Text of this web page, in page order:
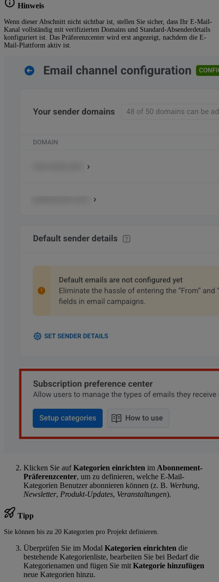
Hinweis
Wenn dieser Abschnitt nicht sichtbar ist, stellen Sie sicher, dass Ihr E-Mail-
Kanal vollständig mit verifizierten Domains und Standard-Absenderdetails
konfiguriert ist. Das Präferenzcenter wird erst angezeigt, nachdem die E-
Mail-Plattform aktiv ist.
Klicken Sie aufKategorien einrichten im Abonnement-
Präferenzcenter, um zu definieren, welche E-Mail-
Kategorien Benutzer abonnieren können (z. B. Werbung,
Newsletter, Produkt-Updates, Veranstaltungen).
Tipp
Sie können bis zu 20 Kategorien pro Projekt definieren.
Überprüfen Sie im Modal Kategorien einrichten die
bestehende Kategorienliste, bearbeiten Sie bei Bedarf die
Kategorienamen und fügen Sie mit Kategorie hinzufügen
neue Kategorien hinzu.